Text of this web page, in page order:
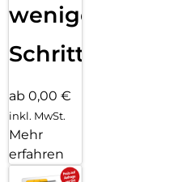
wenigen
Schritten
ab 0,00 €
inkl. MwSt.
Mehr
erfahren